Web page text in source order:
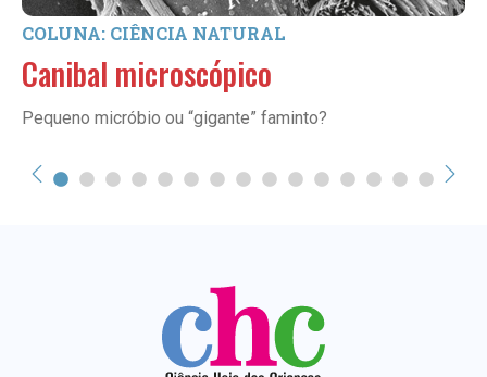
COLUNA: CIÊNCIA NATURAL
Canibal microscópico
Pequeno micróbio ou “gigante” faminto?